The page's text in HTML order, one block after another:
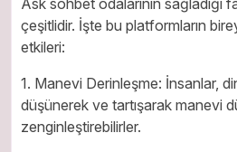
çeşitlidir. İşte bu platformların
etkileri:
1. Manevi Derinleşme: İnsanlar,
düşünerek ve tartışarak manevi
zenginleştirebilirler.